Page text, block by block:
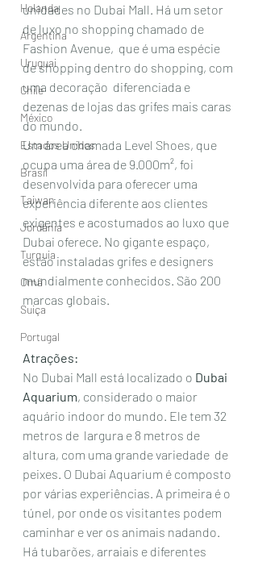
Holanda
Argentina
Uruguai
Chile
México
Estados Unidos
Brasil
Taiwan
Jordânia
Turquia
Omã
Suiça
Portugal
unidades no Dubai Mall. Há um setor
de luxo no shopping chamado de
Fashion Avenue,  que é uma espécie
de shopping dentro do shopping, com
uma decoração  diferenciada e
dezenas de lojas das grifes mais caras
do mundo.
Um área chamada Level Shoes, que
ocupa uma área de 9.000m², foi
desenvolvida para oferecer uma
experiência diferente aos clientes
exigentes e acostumados ao luxo que
Dubai oferece. No gigante espaço,
estão instaladas grifes e designers
mundialmente conhecidos. São 200
marcas globais.
Atrações:
No Dubai Mall está localizado o Dubai
Aquarium, considerado o maior
aquário indoor do mundo. Ele tem 32
metros de  largura e 8 metros de
altura, com uma grande variedade  de
peixes. O Dubai Aquarium é composto
por várias experiências. A primeira é o
túnel, por onde os visitantes podem
caminhar e ver os animais nadando.
Há tubarões, arraiais e diferentes